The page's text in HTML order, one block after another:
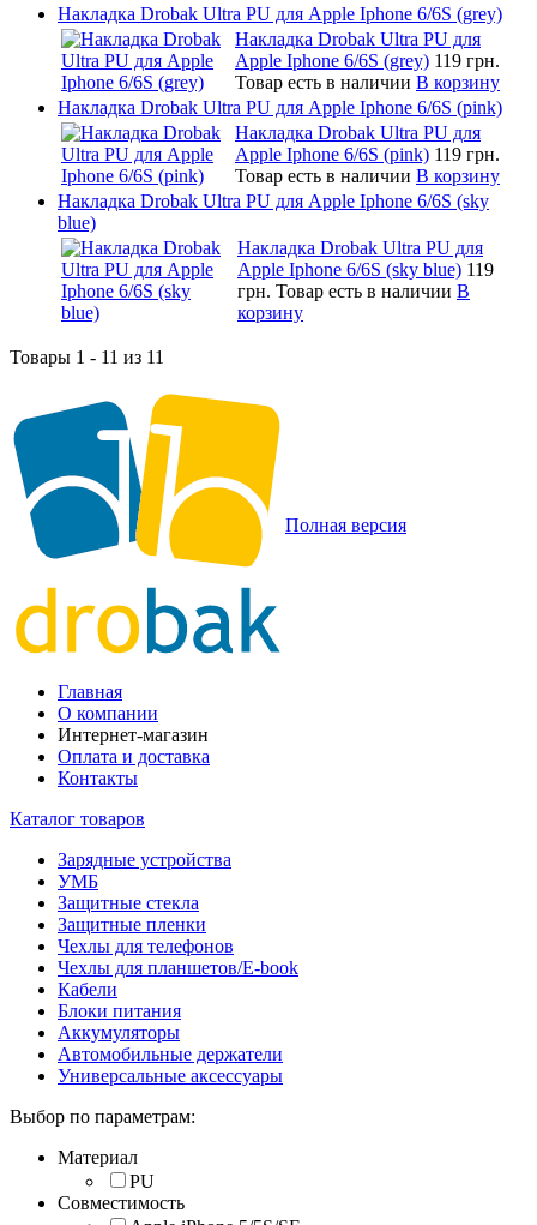
Накладка Drobak Ultra PU для Apple Iphone 6/6S (grey)
Накладка Drobak Ultra PU для
Apple Iphone 6/6S (grey) 119 грн.
Товар есть в наличии В корзину
Накладка Drobak Ultra PU для Apple Iphone 6/6S (pink)
Накладка Drobak Ultra PU для
Apple Iphone 6/6S (pink) 119 грн.
Товар есть в наличии В корзину
Накладка Drobak Ultra PU для Apple Iphone 6/6S (sky
blue)
Накладка Drobak Ultra PU для
Apple Iphone 6/6S (sky blue) 119
грн. Товар есть в наличии В
корзину
Товары 1 - 11 из 11
Полная версия
Главная
О компании
Интернет-магазин
Оплата и доставка
Контакты
Каталог товаров
Зарядные устройства
УМБ
Защитные стекла
Защитные пленки
Чехлы для телефонов
Чехлы для планшетов/E-book
Кабели
Блоки питания
Аккумуляторы
Автомобильные держатели
Универсальные аксессуары
Выбор по параметрам:
Материал
PU
Совместимость